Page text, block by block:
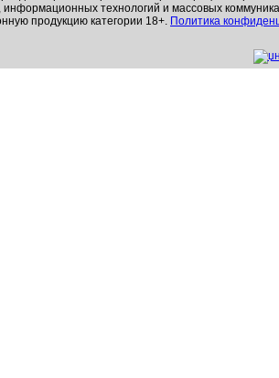
информационных технологий и массовых
продукцию категории 18+. Политика